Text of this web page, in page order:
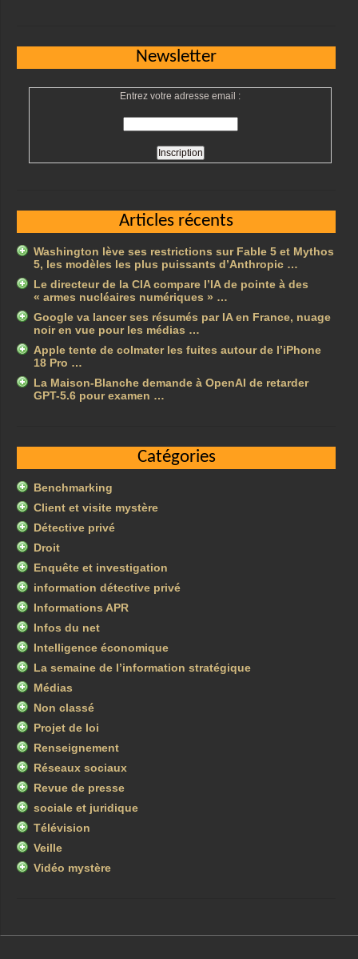
Newsletter
Entrez votre adresse email :
Articles récents
Washington lève ses restrictions sur Fable 5 et Mythos
5, les modèles les plus puissants d’Anthropic …
Le directeur de la CIA compare l’IA de pointe à des
« armes nucléaires numériques » …
Google va lancer ses résumés par IA en France, nuage
noir en vue pour les médias …
Apple tente de colmater les fuites autour de l’iPhone
18 Pro …
La Maison-Blanche demande à OpenAI de retarder
GPT-5.6 pour examen …
Catégories
Benchmarking
Client et visite mystère
Détective privé
Droit
Enquête et investigation
information détective privé
Informations APR
Infos du net
Intelligence économique
La semaine de l’information stratégique
Médias
Non classé
Projet de loi
Renseignement
Réseaux sociaux
Revue de presse
sociale et juridique
Télévision
Veille
Vidéo mystère